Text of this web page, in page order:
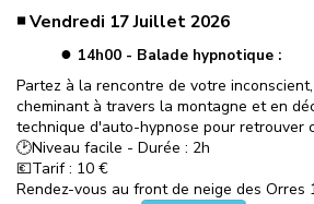
◾ Vendredi 17 Juillet 2026
● 14h00 - Balade hypnotique :
Partez à la rencontre de votre
cheminant à travers la montagne et en
technique d'auto-hypnose pour retrouver
🕑​Niveau facile - Durée : 2h
💶Tarif : 10 €
Rendez-vous au front de neige des Orres